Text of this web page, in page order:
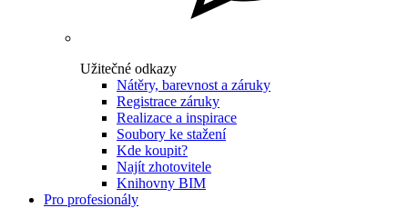
Užitečné odkazy
Nátěry, barevnost a záruky
Registrace záruky
Realizace a inspirace
Soubory ke stažení
Kde koupit?
Najít zhotovitele
Knihovny BIM
Pro profesionály